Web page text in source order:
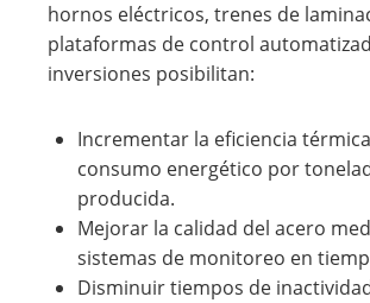
hornos eléctricos, trenes de
plataformas de control
inversiones posibilitan:
Incrementar la eficiencia
consumo energético por
producida.
Mejorar la calidad del acero
sistemas de monitoreo en
Disminuir tiempos de